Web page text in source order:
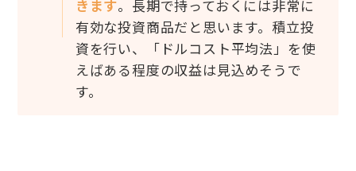
きます。長期で持っておくには非常に
有効な投資商品だと思います。積立投
資を行い、「ドルコスト平均法」を使
えばある程度の収益は見込めそうで
す。